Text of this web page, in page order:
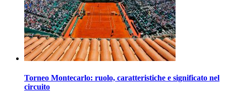
Torneo Montecarlo: ruolo, caratteristiche e significato nel
circuito